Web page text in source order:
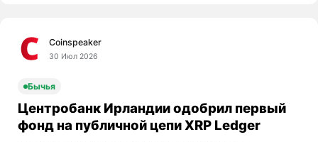
Coinspeaker
30 Июл 2026
Бычья
Центробанк Ирландии одобрил первый
фонд на публичной цепи XRP Ledger